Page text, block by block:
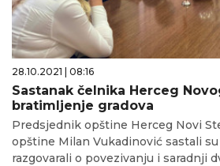
28.10.2021 | 08:16
Sastanak čelnika Herceg
bratimljenje gradova
Predsjednik opštine Herceg Novi
opštine Milan Vukadinović sastali
razgovarali o povezivanju i saradnji